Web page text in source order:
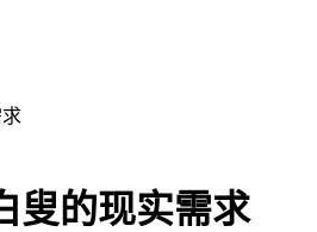
叟的现实需求